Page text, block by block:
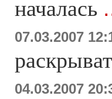
началась
07.03.2007
04.03.2007